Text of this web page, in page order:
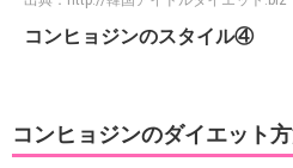
コンヒョジンのスタイル④
コンヒョジンのダイエット